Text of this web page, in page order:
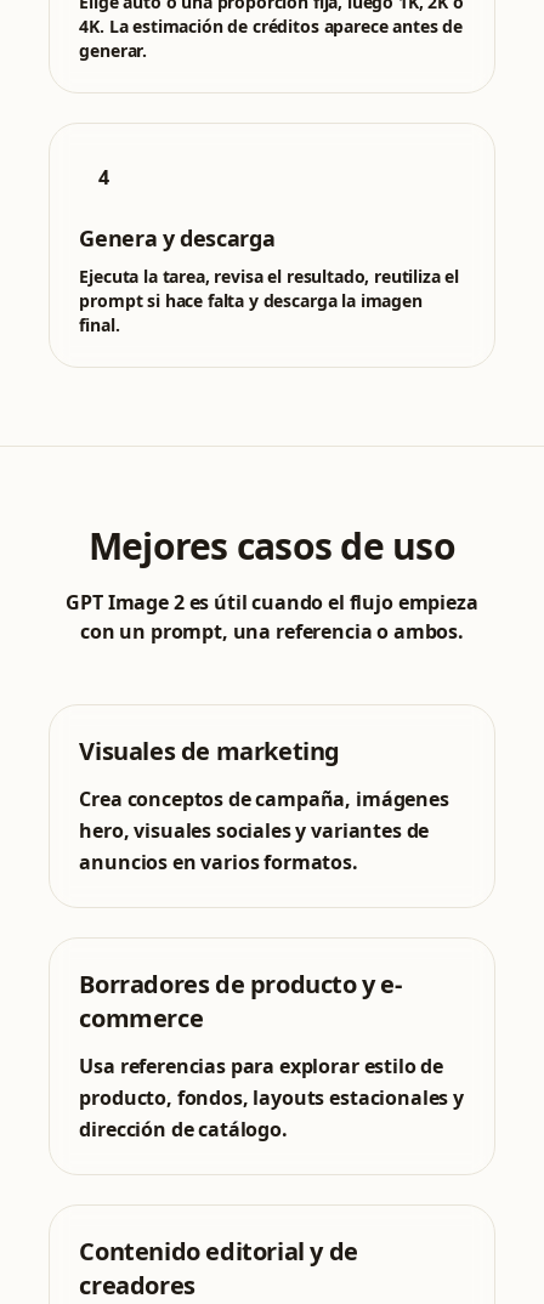
4K. La estimación de créditos aparece antes de
generar.
4
Genera y descarga
Ejecuta la tarea, revisa el resultado, reutiliza el
prompt si hace falta y descarga la imagen
final.
Mejores casos de uso
GPT Image 2 es útil cuando el flujo empieza
con un prompt, una referencia o ambos.
Visuales de marketing
Crea conceptos de campaña, imágenes
hero, visuales sociales y variantes de
anuncios en varios formatos.
Borradores de producto y e-
commerce
Usa referencias para explorar estilo de
producto, fondos, layouts estacionales y
dirección de catálogo.
Contenido editorial y de
creadores